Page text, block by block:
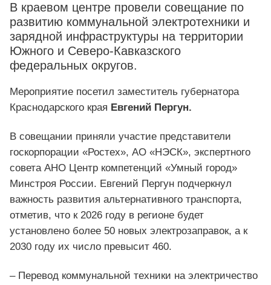
В краевом центре провели совещание по
развитию коммунальной электротехники и
зарядной инфраструктуры на территории
Южного и Северо-Кавказского
федеральных округов.
Мероприятие посетил заместитель губернатора
Краснодарского края Евгений Пергун.
В совещании приняли участие представители
госкорпорации «Ростех», АО «НЭСК», экспертного
совета АНО Центр компетенций «Умный город»
Минстроя России. Евгений Пергун подчеркнул
важность развития альтернативного транспорта,
отметив, что к 2026 году в регионе будет
установлено более 50 новых электрозаправок, а к
2030 году их число превысит 460.
– Перевод коммунальной техники на электричество